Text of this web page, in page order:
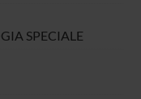
SPECIALE